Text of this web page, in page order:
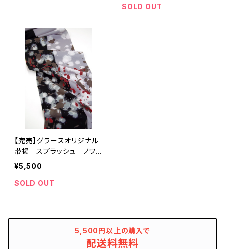
SOLD OUT
【完売】グラースオリジナル
帯揚 スプラッシュ ノワー
ル ポリエステル100％
セオα 通年
¥5,500
SOLD OUT
5,500円以上の購入で
配送料無料